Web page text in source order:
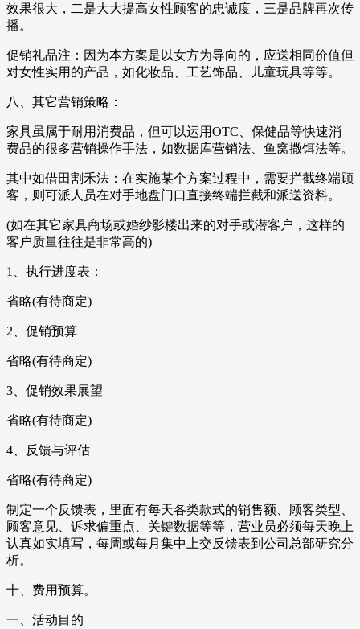
效果很大，二是大大提高女性顾客的忠诚度，三是品牌再次传
播。
促销礼品注：因为本方案是以女方为导向的，应送相同价值但
对女性实用的产品，如化妆品、工艺饰品、儿童玩具等等。
八、其它营销策略：
家具虽属于耐用消费品，但可以运用OTC、保健品等快速消
费品的很多营销操作手法，如数据库营销法、鱼窝撒饵法等。
其中如借田割禾法：在实施某个方案过程中，需要拦截终端顾
客，则可派人员在对手地盘门口直接终端拦截和派送资料。
(如在其它家具商场或婚纱影楼出来的对手或潜客户，这样的
客户质量往往是非常高的)
1、执行进度表：
省略(有待商定)
2、促销预算
省略(有待商定)
3、促销效果展望
省略(有待商定)
4、反馈与评估
省略(有待商定)
制定一个反馈表，里面有每天各类款式的销售额、顾客类型、
顾客意见、诉求偏重点、关键数据等等，营业员必须每天晚上
认真如实填写，每周或每月集中上交反馈表到公司总部研究分
析。
十、费用预算。
一、活动目的